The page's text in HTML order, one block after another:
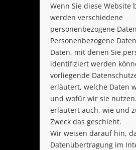
Wenn Sie diese Website
werden verschiedene
personenbezogene
Personenbezogene
Daten, mit denen Sie
identifiziert werden
vorliegende
erläutert, welche Daten
und wofür wir sie
erläutert auch, wie und
Zweck das geschieht.
Wir weisen darauf hin,
Datenübertragung im